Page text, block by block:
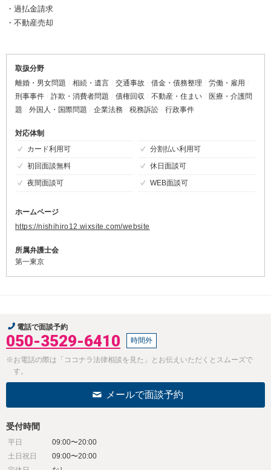
・過払金請求
・不動産売却
取扱分野
離婚・男女問題
相続・遺言 交通事故 借金・債務整理
労働・雇用
刑事事件
詐欺・消費者問題 債権回収 不動産・住まい
医療・介護問
題
外国人・国際問題 企業法務 税務訴訟 行政事件
対応体制
カード利用可
分割払い利用可
初回面談無料
休日面談可
夜間面談可
WEB面談可
ホームページ
https://nishihiro12.wixsite.com/website
所属弁護士会
第一東京
電話で面談予約
050-3529-6410 時間外
※お電話の際は「ココナラ法律相談を見た」とお伝えいただくとスムーズで
す。
メールで面談予約
受付時間
平日
09:00〜20:00
土日祝日
09:00〜20:00